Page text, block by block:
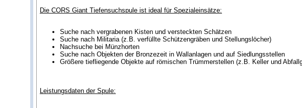
Die CORS Giant Tiefensuchspule ist ideal für Spezialeinsätze:
Suche nach vergrabenen Kisten und versteckten Schätzen
Suche nach Militaria (z.B. verfüllte Schützengräben und Stellungslöcher)
Nachsuche bei Münzhorten
Suche nach Objekten der Bronzezeit in Wallanlagen und auf Siedlungsstellen
Größere tiefliegende Objekte auf römischen Trümmerstellen (z.B. Keller und
Leistungsdaten der Spule: